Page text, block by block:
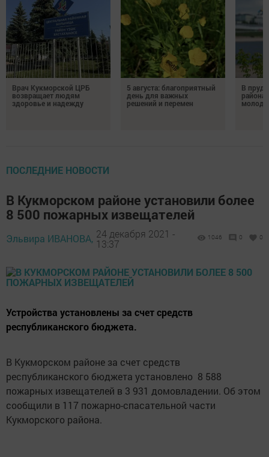
Врач Кукморской ЦРБ
возвращает людям
здоровье и надежду
5 августа: благоприятный
день для важных
решений и перемен
В
района
ПОСЛЕДНИЕ НОВОСТИ
В Кукморском районе установили более
8 500 пожарных извещателей
Эльвира ИВАНОВА, 24 декабря 2021 -
13:37
1046 0 0
Устройства установлены за счет средств
республиканского бюджета.
В Кукморском районе за счет средств
республиканского бюджета установлено 8 588
пожарных извещателей в 3 931 домовладении. Об этом
сообщили в 117 пожарно-спасательной части
Кукморского района.